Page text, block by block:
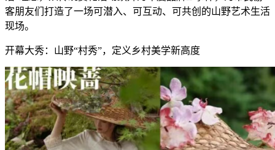
客朋友们打造了一场可潜入、可互动、可共创的山野艺术生活
现场。
开幕大秀：山野“村秀”，定义乡村美学新高度